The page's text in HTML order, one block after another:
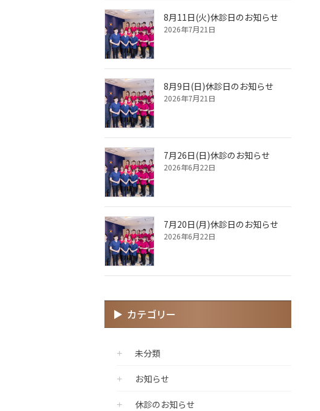
8月11日(火)休診日のお知らせ
2026年7月21日
8月9日(日)休診日のお知らせ
2026年7月21日
7月26日(日)休診のお知らせ
2026年6月22日
7月20日(月)休診日のお知らせ
2026年6月22日
カテゴリー
未分類
お知らせ
休診のお知らせ